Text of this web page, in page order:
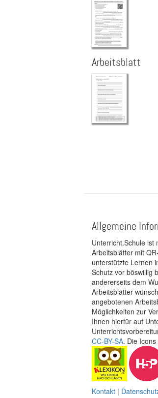
Arbeitsblatt
Allgemeine
Unterricht.Schule ist
Arbeitsblätter mit
unterstützte Lernen
Schutz vor böswillig
andererseits dem
Arbeitsblätter
angebotenen
Möglichkeiten zur
Ihnen hierfür auf
CC-BY-SA. Die
Kontakt |